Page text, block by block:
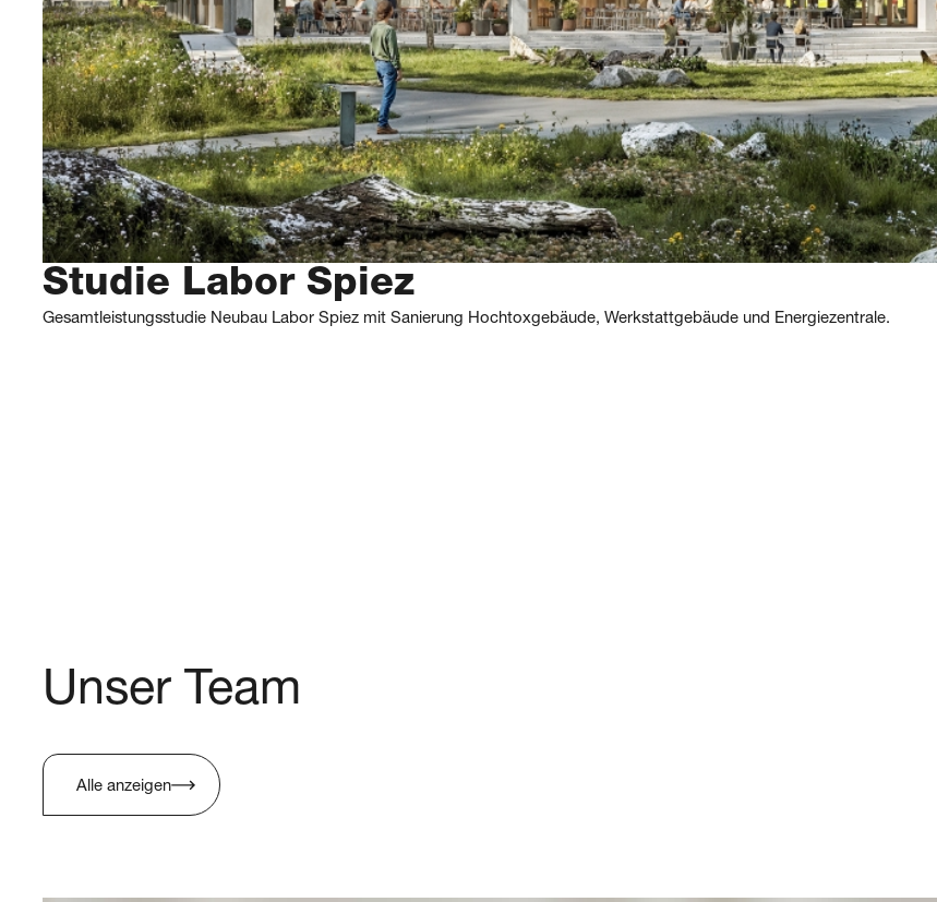
Studie Labor Spiez
Gesamtleistungsstudie Neubau Labor Spiez mit Sanierung Hochtoxgebäude, Werkstattgebäude und Energiezentrale.
Unser Team
Alle anzeigen